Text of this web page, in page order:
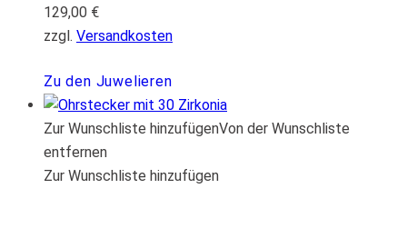
129,00 €
zzgl. Versandkosten
Zu den Juwelieren
Zur Wunschliste hinzufügenVon der Wunschliste
entfernen
Zur Wunschliste hinzufügen